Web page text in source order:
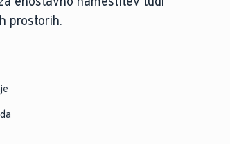
prostorih.